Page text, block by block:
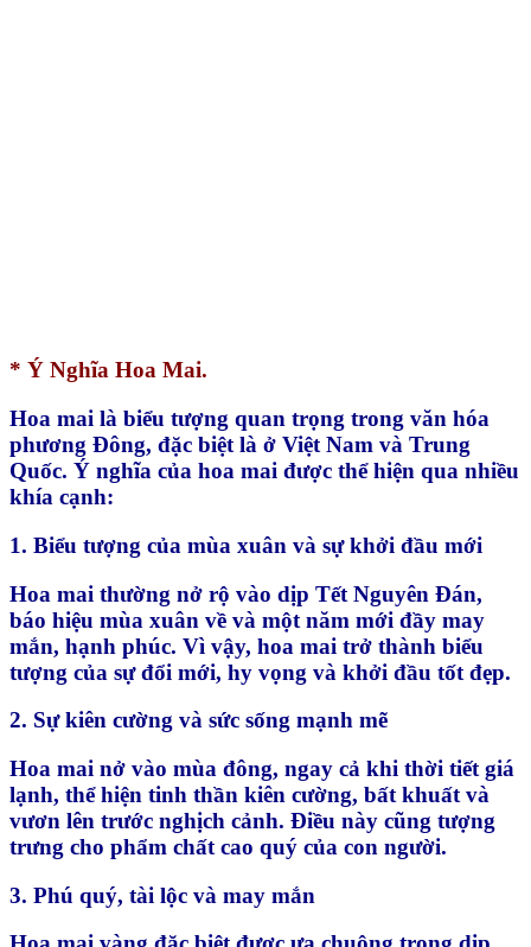
* Ý Nghĩa Hoa Mai.
Hoa mai là biểu tượng quan trọng trong văn hóa
phương Đông, đặc biệt là ở Việt Nam và Trung
Quốc. Ý nghĩa của hoa mai được thể hiện qua nhiều
khía cạnh:
1. Biểu tượng của mùa xuân và sự khởi đầu mới
Hoa mai thường nở rộ vào dịp Tết Nguyên Đán,
báo hiệu mùa xuân về và một năm mới đầy may
mắn, hạnh phúc. Vì vậy, hoa mai trở thành biểu
tượng của sự đổi mới, hy vọng và khởi đầu tốt đẹp.
2. Sự kiên cường và sức sống mạnh mẽ
Hoa mai nở vào mùa đông, ngay cả khi thời tiết giá
lạnh, thể hiện tinh thần kiên cường, bất khuất và
vươn lên trước nghịch cảnh. Điều này cũng tượng
trưng cho phẩm chất cao quý của con người.
3. Phú quý, tài lộc và may mắn